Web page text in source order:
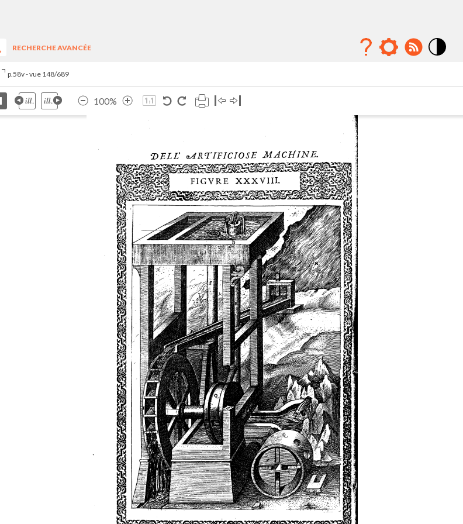
RECHERCHE AVANCÉE
p.58v - vue 148/689
100%